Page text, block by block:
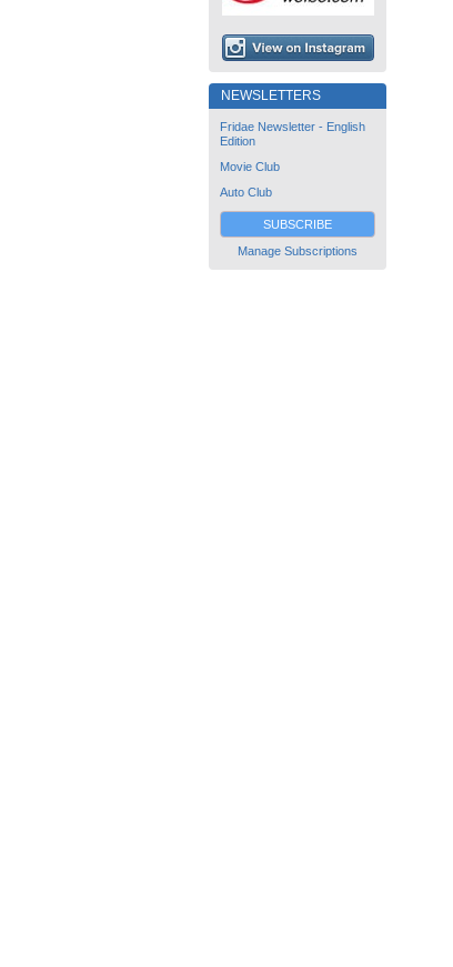
NEWSLETTERS
Fridae Newsletter - English
Edition
Movie Club
Auto Club
SUBSCRIBE
Manage Subscriptions